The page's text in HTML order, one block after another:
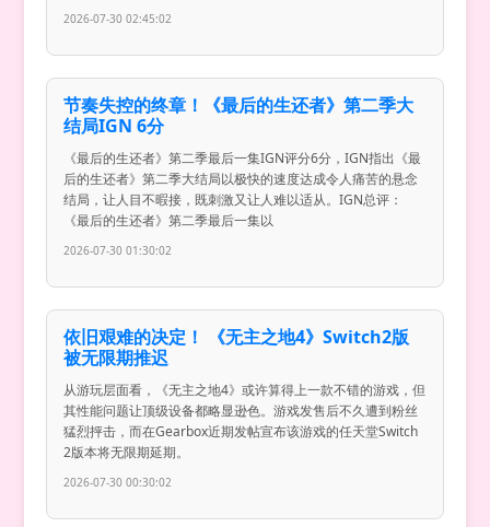
2026-07-30 02:45:02
节奏失控的终章！《最后的生还者》第二季大
结局IGN 6分
《最后的生还者》第二季最后一集IGN评分6分，IGN指出《最
后的生还者》第二季大结局以极快的速度达成令人痛苦的悬念
结局，让人目不暇接，既刺激又让人难以适从。IGN总评：
《最后的生还者》第二季最后一集以
2026-07-30 01:30:02
依旧艰难的决定！ 《无主之地4》Switch2版
被无限期推迟
从游玩层面看，《无主之地4》或许算得上一款不错的游戏，但
其性能问题让顶级设备都略显逊色。游戏发售后不久遭到粉丝
猛烈抨击，而在Gearbox近期发帖宣布该游戏的任天堂Switch
2版本将无限期延期。
2026-07-30 00:30:02